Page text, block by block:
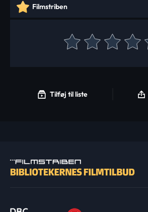
Filmstriben
Tilføj til liste